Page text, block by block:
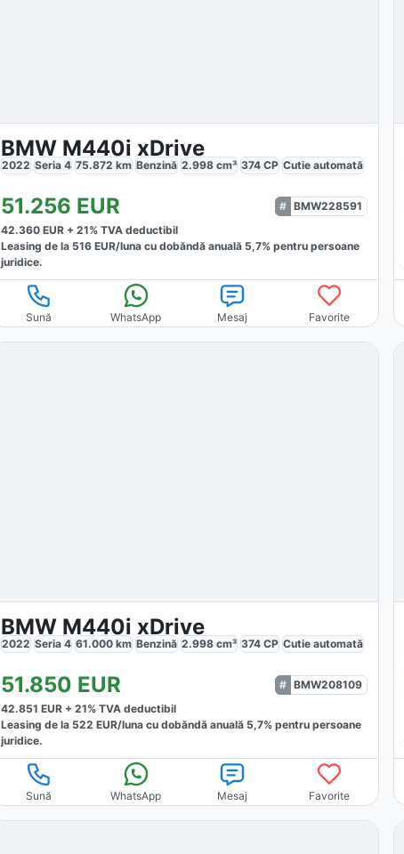
BMW M440i xDrive
2022 Seria 4 75.872 km Benzină 2.998 cm³ 374 CP Cutieautomată
51.256 EUR
BMW228591
42.360 EUR +21% TVA deductibil
Leasing de la 516 EUR/luna cu dobăndă anuală 5,7% pentru persoane
juridice.
Sună WhatsApp Mesaj Favorite
BMW M440i xDrive
2022 Seria 4 61.000 km Benzină 2.998 cm³ 374 CP Cutieautomată
51.850 EUR
BMW208109
42.851 EUR +21% TVA deductibil
Leasing de la 522 EUR/luna cu dobăndă anuală 5,7% pentru persoane
juridice.
Sună WhatsApp Mesaj Favorite